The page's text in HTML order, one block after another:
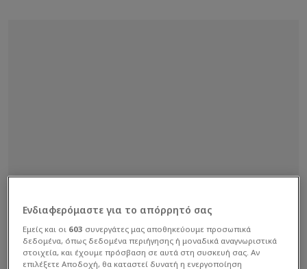
Ενδιαφερόμαστε για το απόρρητό σας
Εμείς και οι 603 συνεργάτες μας αποθηκεύουμε προσωπικά
δεδομένα, όπως δεδομένα περιήγησης ή μοναδικά αναγνωριστικά
στοιχεία, και έχουμε πρόσβαση σε αυτά στη συσκευή σας. Αν
επιλέξετε Αποδοχή, θα καταστεί δυνατή η ενεργοποίηση